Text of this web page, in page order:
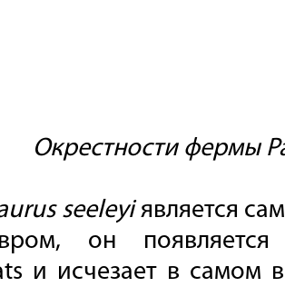
Окрестности фермы
seeleyiявляется
он
и исчезает в самом